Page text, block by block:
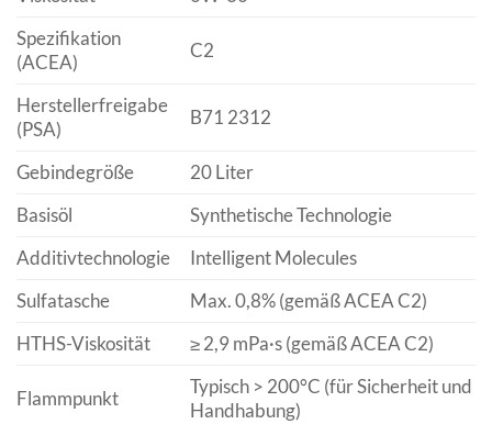
Spezifikation
(ACEA)
C2
Herstellerfreigabe
(PSA)
B71 2312
Gebindegröße
20 Liter
Basisöl
Synthetische Technologie
Additivtechnologie
Intelligent Molecules
Sulfatasche
Max. 0,8% (gemäß ACEA C2)
HTHS-Viskosität
≥ 2,9 mPa·s (gemäß ACEA C2)
Flammpunkt
Typisch > 200°C (für Sicherheit und
Handhabung)